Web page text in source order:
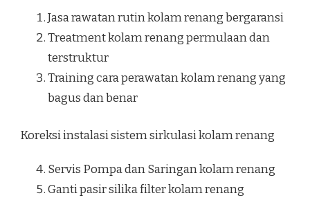
Jasa rawatan rutin kolam renang bergaransi
Treatment kolam renang permulaan dan
terstruktur
Training cara perawatan kolam renang yang
bagus dan benar
Koreksi instalasi sistem sirkulasi kolam renang
Servis Pompa dan Saringan kolam renang
Ganti pasir silika filter kolam renang